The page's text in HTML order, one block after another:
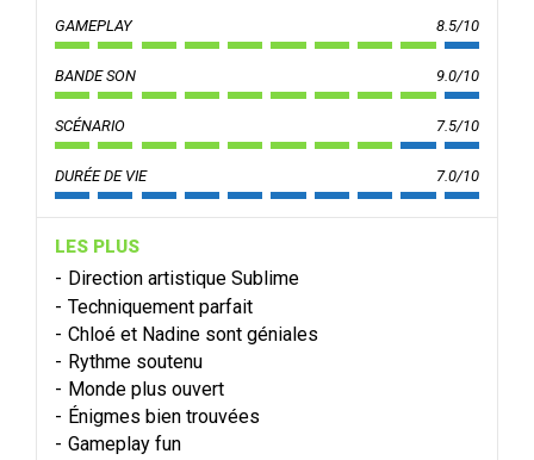
GAMEPLAY 8.5/10
BANDE SON 9.0/10
SCÉNARIO 7.5/10
DURÉE DE VIE 7.0/10
LES PLUS
Direction artistique Sublime
Techniquement parfait
Chloé et Nadine sont géniales
Rythme soutenu
Monde plus ouvert
Énigmes bien trouvées
Gameplay fun